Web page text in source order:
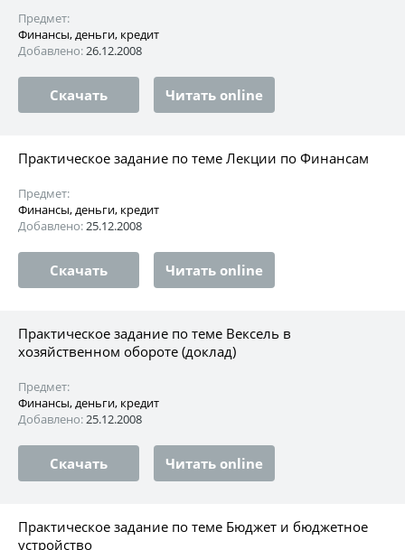
Предмет:
Финансы, деньги, кредит
Добавлено:26.12.2008
Скачать Читать online
Практическое задание по теме Лекции по Финансам
Предмет:
Финансы, деньги, кредит
Добавлено:25.12.2008
Скачать Читать online
Практическое задание по теме Вексель в
хозяйственном обороте (доклад)
Предмет:
Финансы, деньги, кредит
Добавлено:25.12.2008
Скачать Читать online
Практическое задание по теме Бюджет и бюджетное
устройство